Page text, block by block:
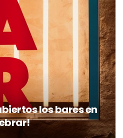
los bares en